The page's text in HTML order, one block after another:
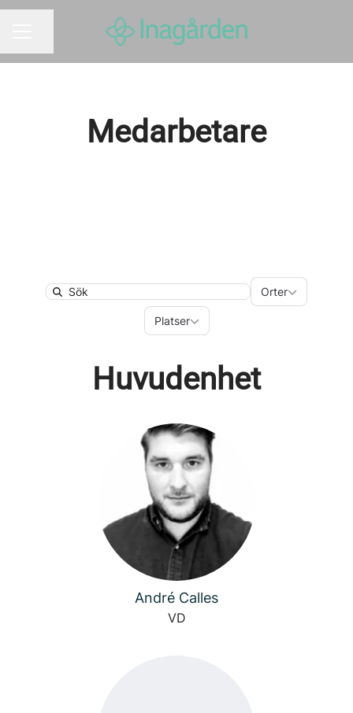
Medarbetare
Search
Orter
Orter
Platser
Platser
Huvudenhet
André Calles
VD